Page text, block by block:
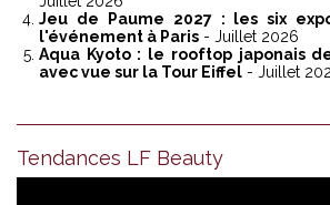
Jeu de Paume 2027 : les six
l'événement à Paris - Juillet 2026
Aqua Kyoto : le rooftop japonais
avec vue sur la Tour Eiffel - Juillet
Tendances LF Beauty